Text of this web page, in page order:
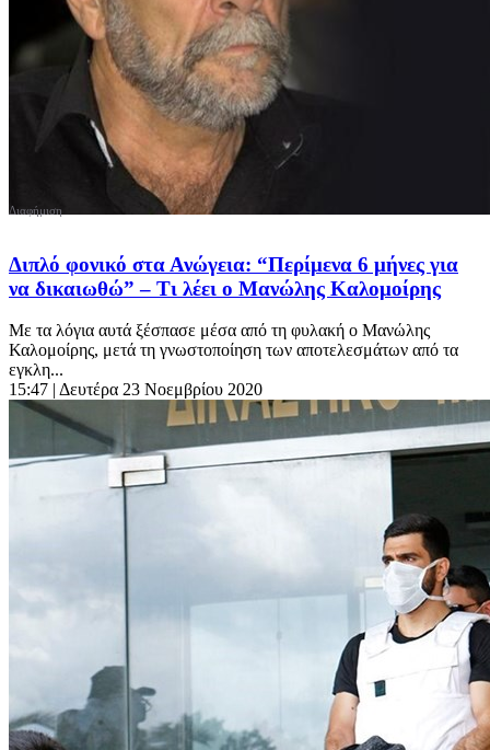
Διπλό φονικό στα Ανώγεια: “Περίμενα 6 μήνες για
να δικαιωθώ” – Τι λέει ο Μανώλης Καλομοίρης
Με τα λόγια αυτά ξέσπασε μέσα από τη φυλακή ο Μανώλης
Καλομοίρης, μετά τη γνωστοποίηση των αποτελεσμάτων από τα
εγκλη...
15:47 | Δευτέρα 23 Νοεμβρίου 2020